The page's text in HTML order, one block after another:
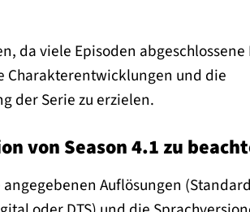
da viele Episoden abgeschlossene
Charakterentwicklungen und die
der Serie zu erzielen.
von Season 4.1 zu
angegebenen Auflösungen